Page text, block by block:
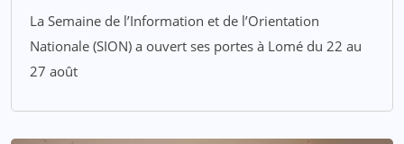
La Semaine de l’Information et de l’Orientation
Nationale (SION) a ouvert ses portes à Lomé du 22 au
27 août